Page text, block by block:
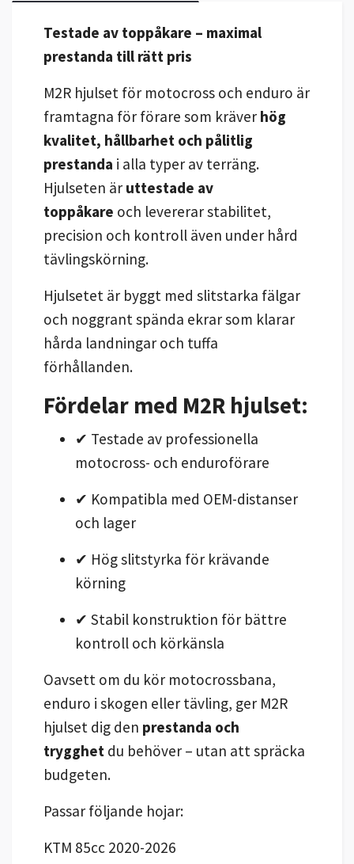
Testade av toppåkare – maximal
prestanda till rätt pris
M2R hjulset för motocross och enduro är
framtagna för förare som kräver hög
kvalitet, hållbarhet och pålitlig
prestanda i alla typer av terräng.
Hjulseten är uttestade av
toppåkare och levererar stabilitet,
precision och kontroll även under hård
tävlingskörning.
Hjulsetet är byggt med slitstarka fälgar
och noggrant spända ekrar som klarar
hårda landningar och tuffa
förhållanden.
Fördelar med M2R hjulset:
✔ Testade av professionella
motocross- och enduroförare
✔ Kompatibla med OEM-distanser
och lager
✔ Hög slitstyrka för krävande
körning
✔ Stabil konstruktion för bättre
kontroll och körkänsla
Oavsett om du kör motocrossbana,
enduro i skogen eller tävling, ger M2R
hjulset dig den prestanda och
trygghet du behöver – utan att spräcka
budgeten.
Passar följande hojar:
KTM 85cc 2020-2026